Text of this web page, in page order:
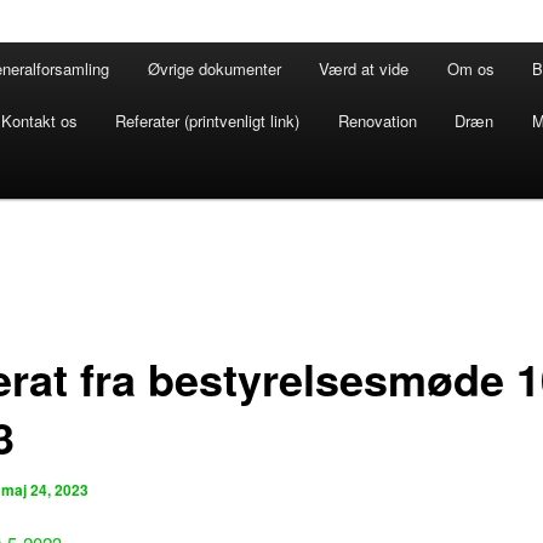
Øvrige dokumenter Værd at vide Om os
Kontakt os Referater (printvenligt link) Renovation Dræn
fra bestyrelsesmøde
maj 24, 2023